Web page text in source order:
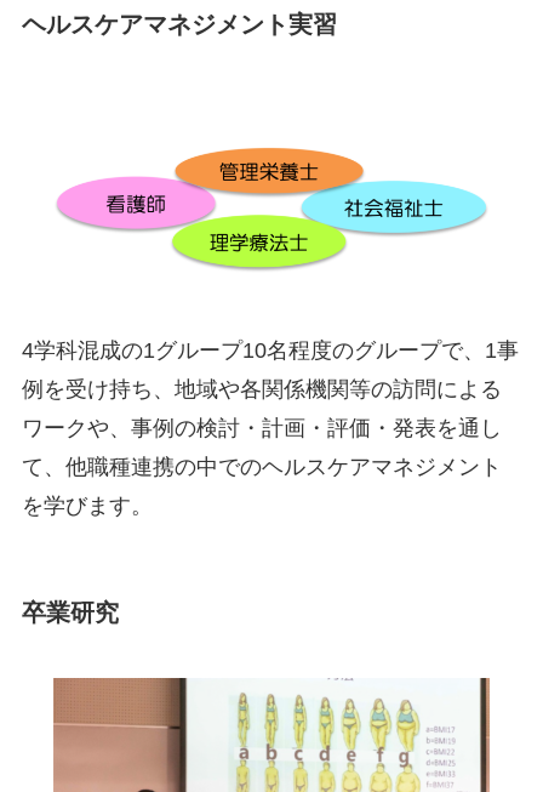
ヘルスケアマネジメント実習
4学科混成の1グループ10名程度のグループで、1事
例を受け持ち、地域や各関係機関等の訪問による
ワークや、事例の検討・計画・評価・発表を通し
て、他職種連携の中でのヘルスケアマネジメント
を学びます。
卒業研究